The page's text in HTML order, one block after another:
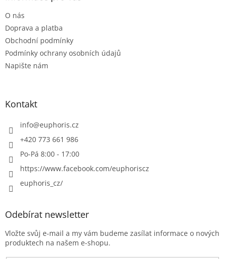
O nás
Doprava a platba
Obchodní podmínky
Podmínky ochrany osobních údajů
Napište nám
Kontakt
info@euphoris.cz
+420 773 661 986
Po-Pá 8:00 - 17:00
https://www.facebook.com/euphoriscz
euphoris_cz/
Odebírat newsletter
Vložte svůj e-mail a my vám budeme zasílat informace o nových
produktech na našem e-shopu.